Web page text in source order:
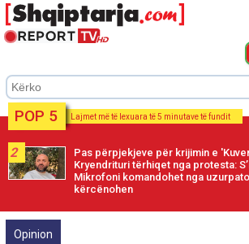
POP 5 Lajmet më të lexuara të 5 minutave të fundit
2
Pas përpjekjeve për krijimin e
Kryendrituri tërhiqet nga protesta:
Mikrofoni komandohet nga
kërcënohen
Opinion